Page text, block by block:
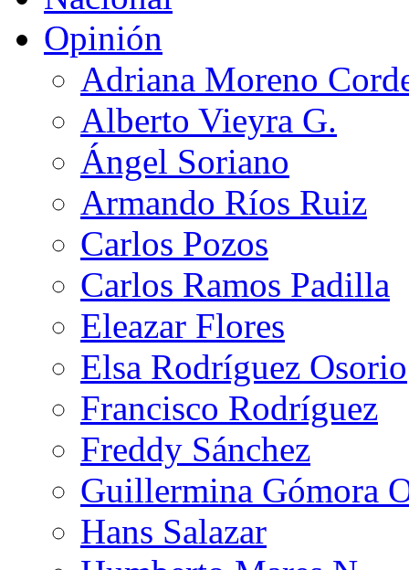
Opinión
Adriana Moreno
Alberto Vieyra G.
Ángel Soriano
Armando Ríos Ruiz
Carlos Pozos
Carlos Ramos Padilla
Eleazar Flores
Elsa Rodríguez Osorio
Francisco Rodríguez
Freddy Sánchez
Guillermina Gómora
Hans Salazar